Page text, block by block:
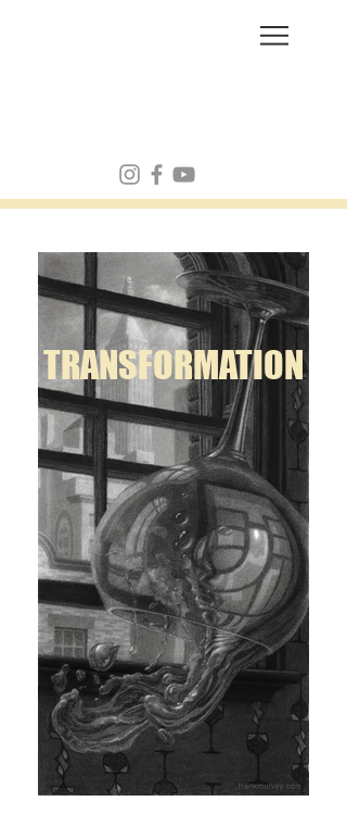
TRANSFORMATION